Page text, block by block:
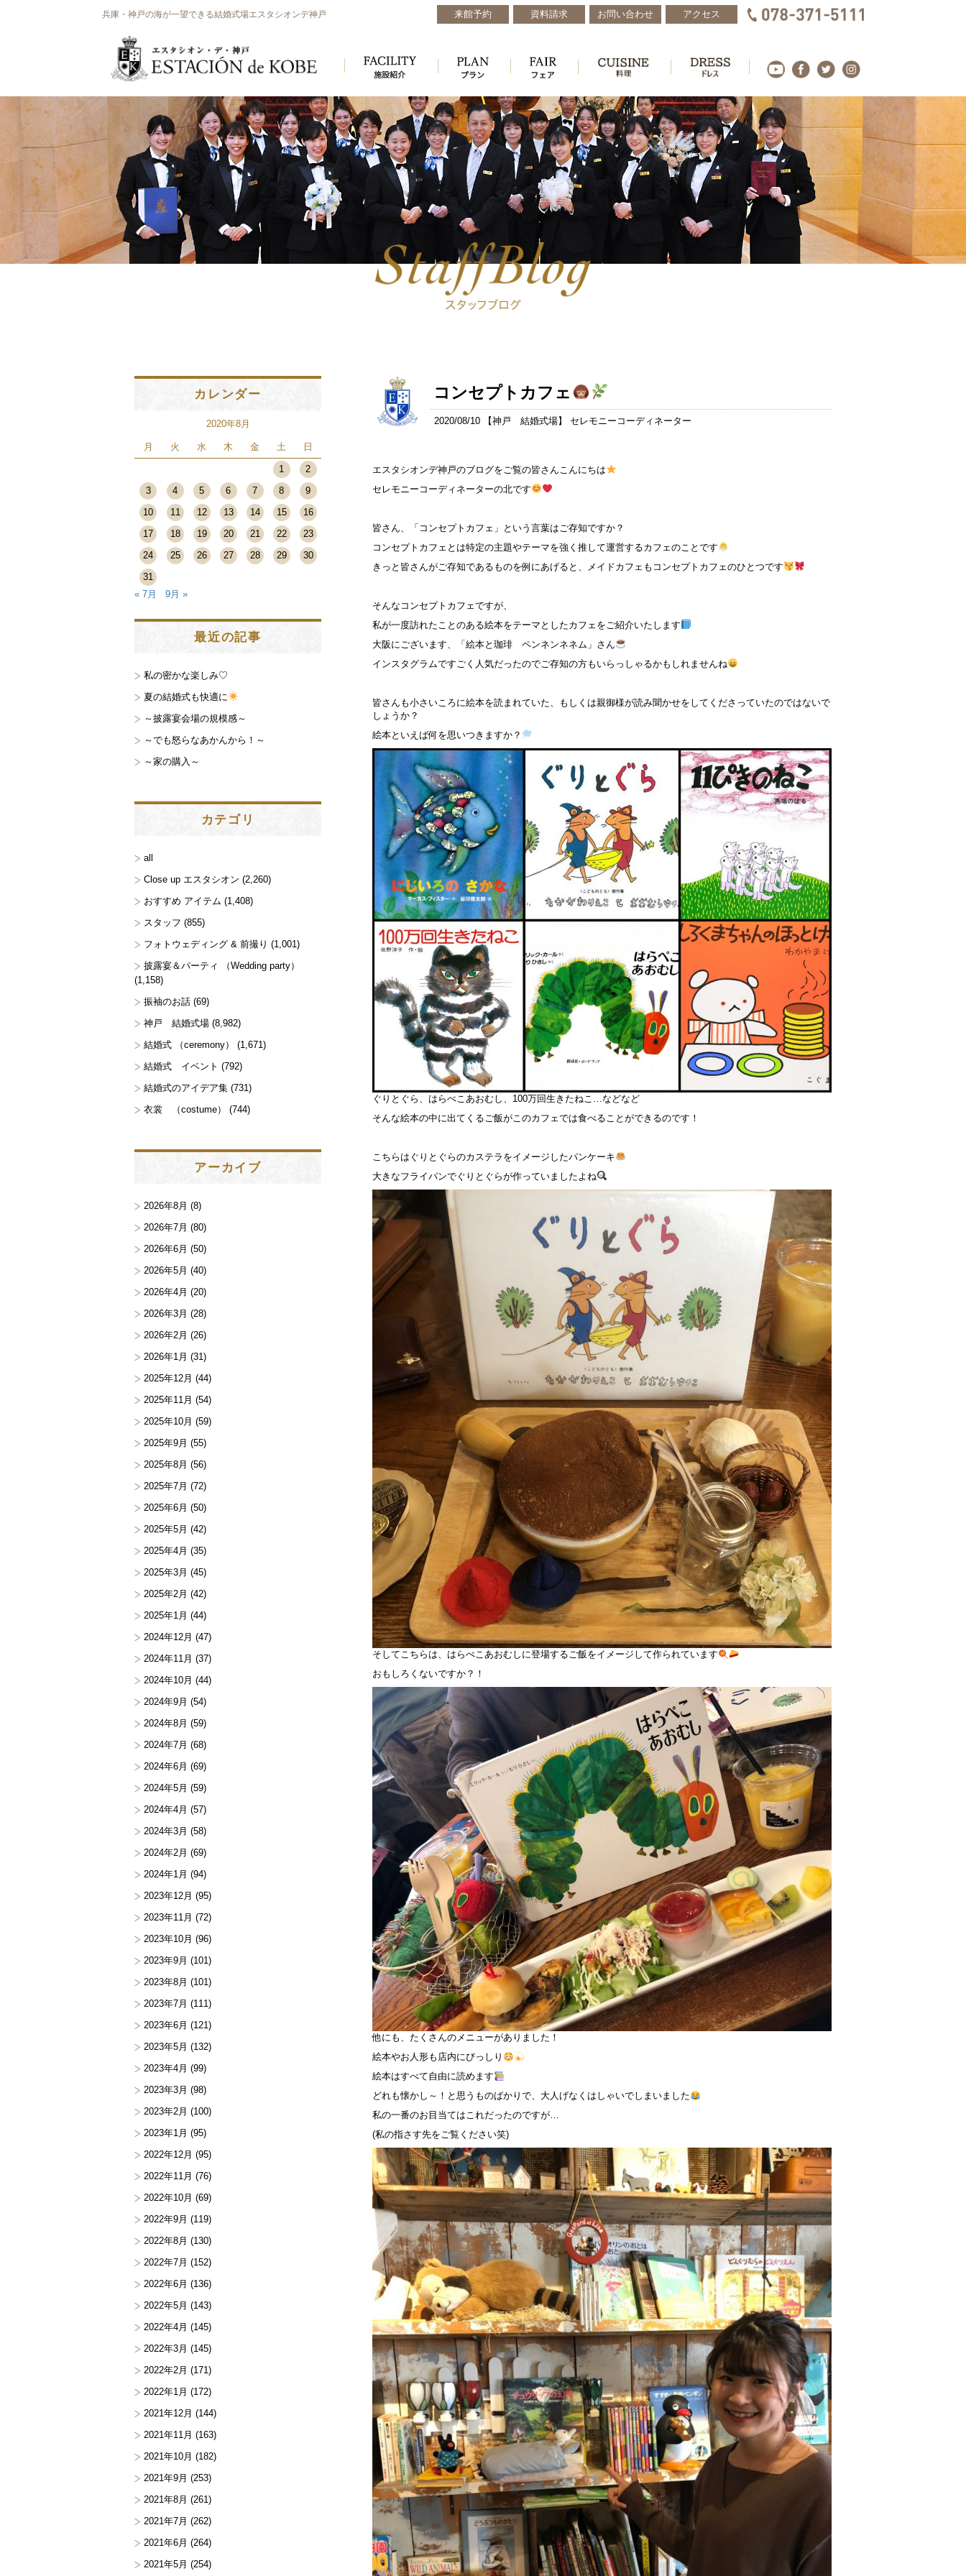
兵庫・神戸の海が一望できる結婚式場エスタシオンデ神戸 来館予約 資料請求 お問い合わせ アクセス
コンセプトカフェ
2020/08/10 【神戸 結婚式場】 セレモニーコーディネーター
エスタシオンデ神戸のブログをご覧の皆さんこんにちは
セレモニーコーディネーターの北です
皆さん、「コンセプトカフェ」という言葉はご存知ですか？
コンセプトカフェとは特定の主題やテーマを強く推して運営するカフェのことです
きっと皆さんがご存知であるものを例にあげると、メイドカフェもコンセプトカフェのひとつです
そんなコンセプトカフェですが、
私が一度訪れたことのある絵本をテーマとしたカフェをご紹介いたします
大阪にございます、「絵本と珈琲 ペンネンネネム」さん
インスタグラムですごく人気だったのでご存知の方もいらっしゃるかもしれませんね
皆さんも小さいころに絵本を読まれていた、もしくは親御様が読み聞かせをしてくださっていたのではないで
しょうか？
絵本といえば何を思いつきますか？
ぐりとぐら、はらぺこあおむし、100万回生きたねこ…などなど
そんな絵本の中に出てくるご飯がこのカフェでは食べることができるのです！
こちらはぐりとぐらのカステラをイメージしたパンケーキ
大きなフライパンでぐりとぐらが作っていましたよね
そしてこちらは、はらぺこあおむしに登場するご飯をイメージして作られています
おもしろくないですか？！
他にも、たくさんのメニューがありました！
絵本やお人形も店内にびっしり
絵本はすべて自由に読めます
どれも懐かし～！と思うものばかりで、大人げなくはしゃいでしまいました
私の一番のお目当てはこれだったのですが…
(私の指さす先をご覧ください笑)
カレンダー
2020年8月
月 火 水 木 金 土 日
1
2
3
4 5 6 7 8
9
10
11 12 13 14 15
16
17
18 19 20 21 22
23
24
25 26 27 28 29
30
31
« 7月
9月 »
最近の記事
私の密かな楽しみ♡
夏の結婚式も快適に
～披露宴会場の規模感～
～でも怒らなあかんから！～
～家の購入～
カテゴリ
all
Close up エスタシオン (2,260)
おすすめ アイテム (1,408)
スタッフ (855)
フォトウェディング & 前撮り (1,001)
披露宴＆パーティ （Wedding party）
(1,158)
振袖のお話 (69)
神戸 結婚式場 (8,982)
結婚式 （ceremony）
(1,671)
結婚式 イベント (792)
結婚式のアイデア集 (731)
衣裳 （costume）
(744)
アーカイブ
2026年8月 (8)
2026年7月 (80)
2026年6月 (50)
2026年5月 (40)
2026年4月 (20)
2026年3月 (28)
2026年2月 (26)
2026年1月 (31)
2025年12月 (44)
2025年11月 (54)
2025年10月 (59)
2025年9月 (55)
2025年8月 (56)
2025年7月 (72)
2025年6月 (50)
2025年5月 (42)
2025年4月 (35)
2025年3月 (45)
2025年2月 (42)
2025年1月 (44)
2024年12月 (47)
2024年11月 (37)
2024年10月 (44)
2024年9月 (54)
2024年8月 (59)
2024年7月 (68)
2024年6月 (69)
2024年5月 (59)
2024年4月 (57)
2024年3月 (58)
2024年2月 (69)
2024年1月 (94)
2023年12月 (95)
2023年11月 (72)
2023年10月 (96)
2023年9月 (101)
2023年8月 (101)
2023年7月 (111)
2023年6月 (121)
2023年5月 (132)
2023年4月 (99)
2023年3月 (98)
2023年2月 (100)
2023年1月 (95)
2022年12月 (95)
2022年11月 (76)
2022年10月 (69)
2022年9月 (119)
2022年8月 (130)
2022年7月 (152)
2022年6月 (136)
2022年5月 (143)
2022年4月 (145)
2022年3月 (145)
2022年2月 (171)
2022年1月 (172)
2021年12月 (144)
2021年11月 (163)
2021年10月 (182)
2021年9月 (253)
2021年8月 (261)
2021年7月 (262)
2021年6月 (264)
2021年5月 (254)